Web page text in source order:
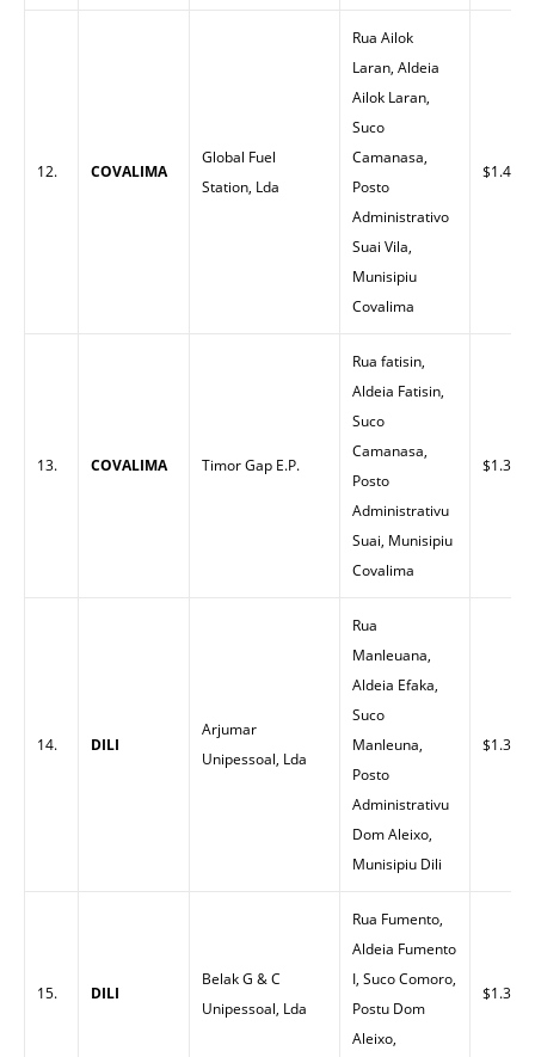
12. COVALIMA
Global Fuel
Station, Lda
Rua Ailok
Laran, Aldeia
Ailok Laran,
Suco
Camanasa,
Posto
Administrativo
Suai Vila,
Munisipiu
Covalima
$1.45
13. COVALIMA Timor Gap E.P.
Rua fatisin,
Aldeia Fatisin,
Suco
Camanasa,
Posto
Administrativu
Suai, Munisipiu
Covalima
$1.38
14. DILI
Arjumar
Unipessoal, Lda
Rua
Manleuana,
Aldeia Efaka,
Suco
Manleuna,
Posto
Administrativu
Dom Aleixo,
Munisipiu Dili
$1.30
15. DILI
Belak G & C
Unipessoal, Lda
Rua Fumento,
Aldeia Fumento
I, Suco Comoro,
Postu Dom
Aleixo,
$1.33